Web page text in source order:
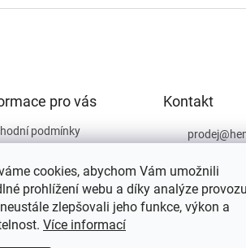
cookies, abychom Vám umožnili
prohlížení webu a díky analýze provozu
zlepšovali jeho funkce, výkon a
Více informací
pro vás
podmínky
Kontakt
prodej@
494 623 129